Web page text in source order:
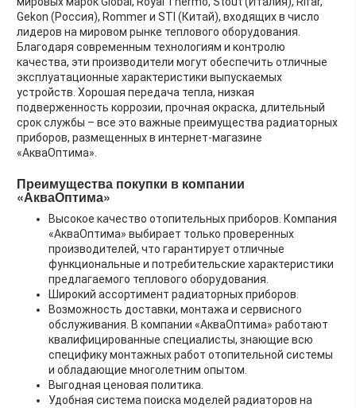
Gekon (Россия), Rommer и STI (Китай), входящих в число
лидеров на мировом рынке теплового оборудования.
Благодаря современным технологиям и контролю
качества, эти производители могут обеспечить отличные
эксплуатационные характеристики выпускаемых
устройств. Хорошая передача тепла, низкая
подверженность коррозии, прочная окраска, длительный
срок службы – все это важные преимущества радиаторных
приборов, размещенных в интернет-магазине
«АкваОптима».
Преимущества покупки в компании
«АкваОптима»
Высокое качество отопительных приборов. Компания
«АкваОптима» выбирает только проверенных
производителей, что гарантирует отличные
функциональные и потребительские характеристики
предлагаемого теплового оборудования.
Широкий ассортимент радиаторных приборов.
Возможность доставки, монтажа и сервисного
обслуживания. В компании «АкваОптима» работают
квалифицированные специалисты, знающие всю
специфику монтажных работ отопительной системы
и обладающие многолетним опытом.
Выгодная ценовая политика.
Удобная система поиска моделей радиаторов на